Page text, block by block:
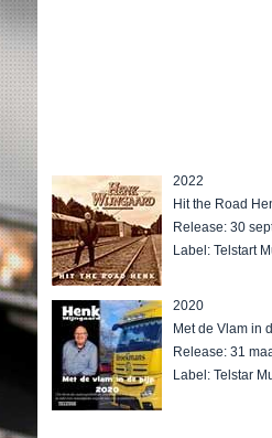
2022
Hit the Road
Release: 30
Label: Telstart
2020
Met de Vlam in
Release: 31
Label: Telstar